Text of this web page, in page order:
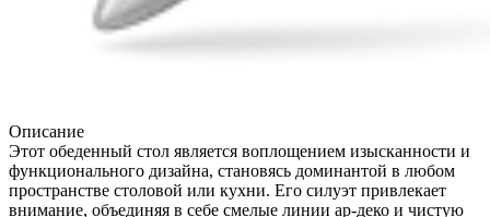
Описание
Этот обеденный стол является воплощением изысканности и
функционального дизайна, становясь доминантой в любом
пространстве столовой или кухни. Его силуэт привлекает
внимание, объединяя в себе смелые линии ар-деко и чистую